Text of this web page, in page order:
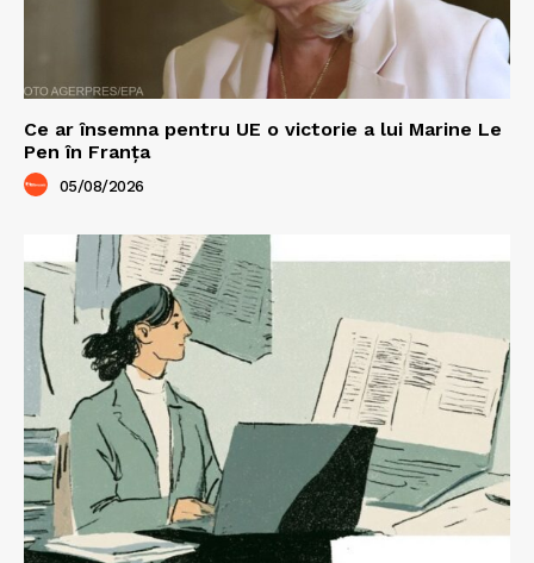
Ce ar însemna pentru UE o victorie a lui Marine Le
Pen în Franța
05/08/2026